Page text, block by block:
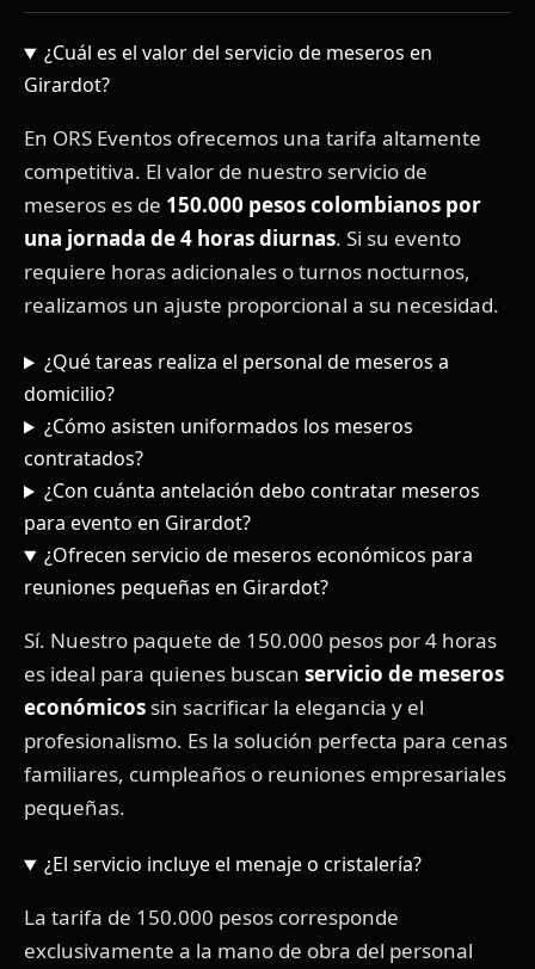
¿Cuál es el valor del servicio de meseros en
Girardot?
En ORS Eventos ofrecemos una tarifa altamente
competitiva. El valor de nuestro servicio de
meseros es de 150.000 pesos colombianos por
una jornada de 4 horas diurnas. Si su evento
requiere horas adicionales o turnos nocturnos,
realizamos un ajuste proporcional a su necesidad.
¿Qué tareas realiza el personal de meseros a
domicilio?
¿Cómo asisten uniformados los meseros
contratados?
¿Con cuánta antelación debo contratar meseros
para evento en Girardot?
¿Ofrecen servicio de meseros económicos para
reuniones pequeñas en Girardot?
Sí. Nuestro paquete de 150.000 pesos por 4 horas
es ideal para quienes buscan servicio de meseros
económicos sin sacrificar la elegancia y el
profesionalismo. Es la solución perfecta para cenas
familiares, cumpleaños o reuniones empresariales
pequeñas.
¿El servicio incluye el menaje o cristalería?
La tarifa de 150.000 pesos corresponde
exclusivamente a la mano de obra del personal